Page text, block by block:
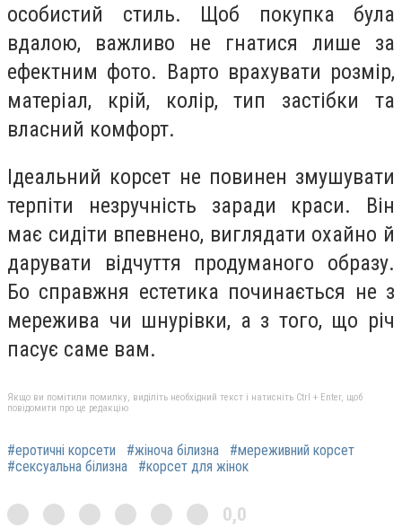
особистий стиль. Щоб покупка була
вдалою, важливо не гнатися лише за
ефектним фото. Варто врахувати розмір,
матеріал, крій, колір, тип застібки та
власний комфорт.
Ідеальний корсет не повинен змушувати
терпіти незручність заради краси. Він
має сидіти впевнено, виглядати охайно й
дарувати відчуття продуманого образу.
Бо справжня естетика починається не з
мережива чи шнурівки, а з того, що річ
пасує саме вам.
Якщо ви помітили помилку, виділіть необхідний текст і натисніть Ctrl + Enter, щоб
повідомити про це редакцію
#еротичні корсети #жіноча білизна
#мереживний корсет
#сексуальна білизна
#корсет для жінок
0,0